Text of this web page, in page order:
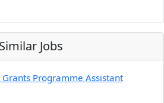
Similar Jobs